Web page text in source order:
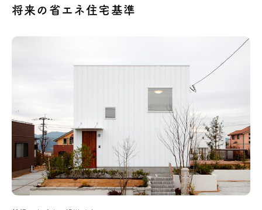
チーム紹介
アクセス
ブログ
将来の省エネ住宅基準